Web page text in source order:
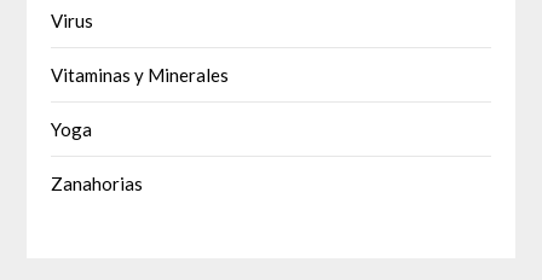
Virus
Vitaminas y Minerales
Yoga
Zanahorias